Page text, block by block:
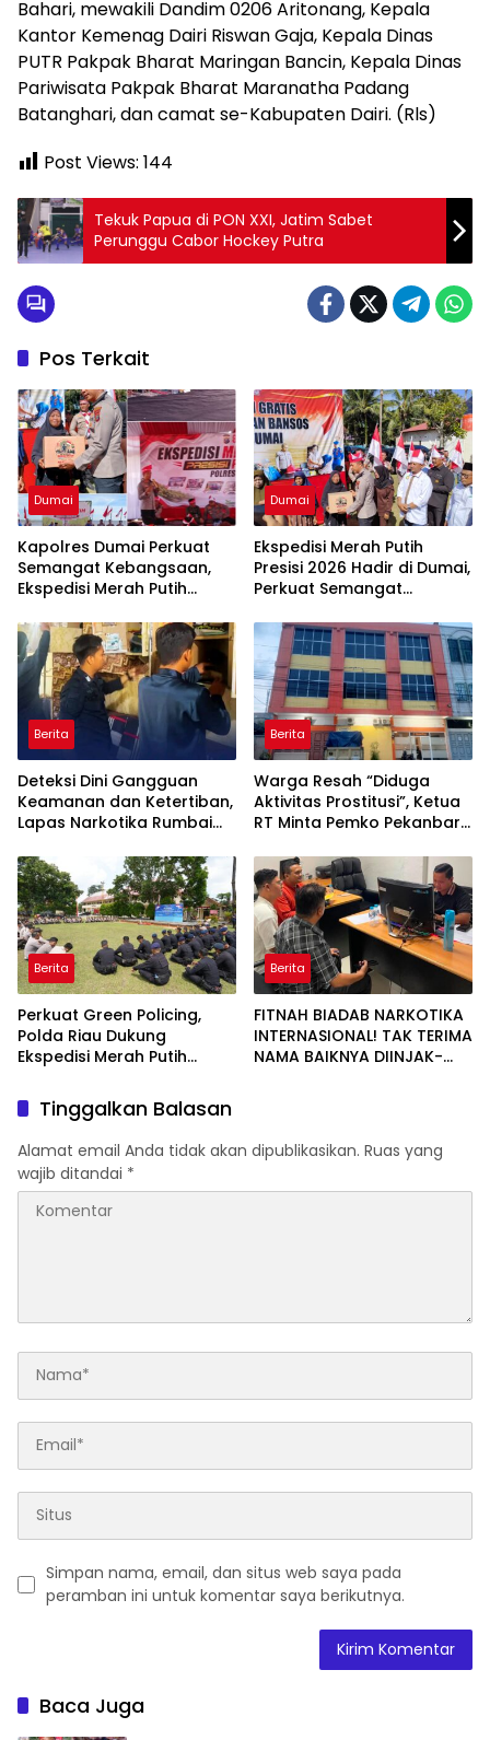
Bahari, mewakili Dandim 0206 Aritonang, Kepala
Kantor Kemenag Dairi Riswan Gaja, Kepala Dinas
PUTR Pakpak Bharat Maringan Bancin, Kepala Dinas
Pariwisata Pakpak Bharat Maranatha Padang
Batanghari, dan camat se-Kabupaten Dairi. (Rls)
Post Views: 144
Tekuk Papua di PON XXI, Jatim Sabet
Perunggu Cabor Hockey Putra
Pos Terkait
Dumai
Kapolres Dumai Perkuat
Semangat Kebangsaan,
Ekspedisi Merah Putih
Nyata untuk Rakyat
Dumai
Ekspedisi Merah Putih
Presisi 2026 Hadir di Dumai,
Perkuat Semangat
Kepedulian Sosial
Berita
Deteksi Dini Gangguan
Keamanan dan Ketertiban,
Lapas Narkotika Rumbai
Hunian
Berita
Warga Resah “Diduga
Aktivitas Prostitusi”, Ketua
RT Minta Pemko Pekanbaru
Aktivitas Z Homestay di
Jalan Tanjung Datuk
Berita
Perkuat Green Policing,
Polda Riau Dukung
Ekspedisi Merah Putih
Penanaman Mangrove
Berita
FITNAH BIADAB NARKOTIKA
INTERNASIONAL! TAK TERIMA
NAMA BAIKNYA DIINJAK-
KARAKTER KE PENJARA
POLDA KEPRI!
Tinggalkan Balasan
Alamat email Anda tidak akan dipublikasikan. Ruas yang
wajib ditandai *
Simpan nama, email, dan situs web saya pada
peramban ini untuk komentar saya berikutnya.
Baca Juga